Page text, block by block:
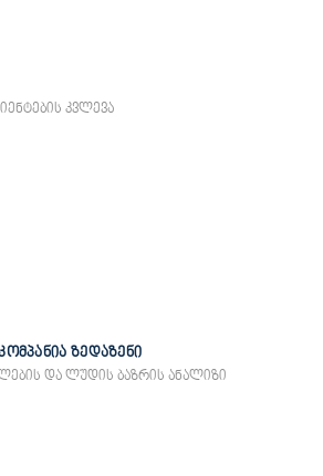
კვლევა
ზედაზენი
და ლუდის ბაზრის ანალიზი